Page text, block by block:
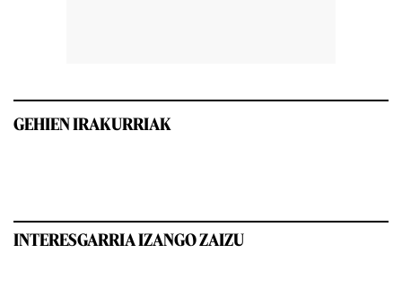
GEHIEN IRAKURRIAK
INTERESGARRIA IZANGO ZAIZU